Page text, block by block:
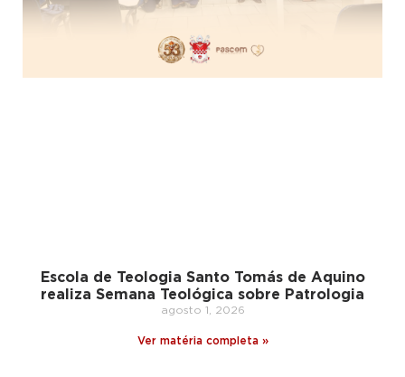
Escola de Teologia Santo Tomás de Aquino
realiza Semana Teológica sobre Patrologia
agosto 1, 2026
Ver matéria completa »